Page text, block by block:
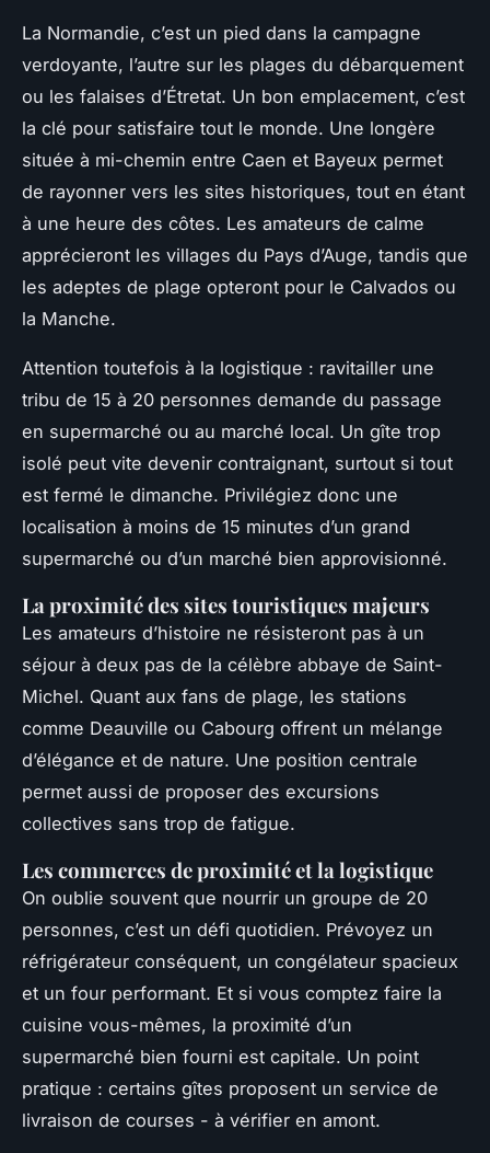
La Normandie, c’est un pied dans la campagne
verdoyante, l’autre sur les plages du débarquement
ou les falaises d’Étretat. Un bon emplacement, c’est
la clé pour satisfaire tout le monde. Une longère
située à mi-chemin entre Caen et Bayeux permet
de rayonner vers les sites historiques, tout en étant
à une heure des côtes. Les amateurs de calme
apprécieront les villages du Pays d’Auge, tandis que
les adeptes de plage opteront pour le Calvados ou
la Manche.
Attention toutefois à la logistique : ravitailler une
tribu de 15 à 20 personnes demande du passage
en supermarché ou au marché local. Un gîte trop
isolé peut vite devenir contraignant, surtout si tout
est fermé le dimanche. Privilégiez donc une
localisation à moins de 15 minutes d’un grand
supermarché ou d’un marché bien approvisionné.
La proximité des sites touristiques majeurs
Les amateurs d’histoire ne résisteront pas à un
séjour à deux pas de la célèbre abbaye de Saint-
Michel. Quant aux fans de plage, les stations
comme Deauville ou Cabourg offrent un mélange
d’élégance et de nature. Une position centrale
permet aussi de proposer des excursions
collectives sans trop de fatigue.
Les commerces de proximité et la logistique
On oublie souvent que nourrir un groupe de 20
personnes, c’est un défi quotidien. Prévoyez un
réfrigérateur conséquent, un congélateur spacieux
et un four performant. Et si vous comptez faire la
cuisine vous-mêmes, la proximité d’un
supermarché bien fourni est capitale. Un point
pratique : certains gîtes proposent un service de
livraison de courses - à vérifier en amont.